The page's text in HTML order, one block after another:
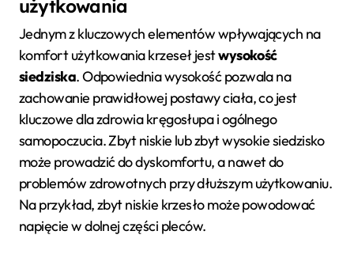
użytkowania
Jednym z kluczowych elementów wpływających na
komfort użytkowania krzeseł jestwysokość
siedziska. Odpowiednia wysokość pozwala na
zachowanie prawidłowej postawy ciała, co jest
kluczowe dla zdrowia kręgosłupa i ogólnego
samopoczucia. Zbyt niskie lub zbyt wysokie siedzisko
może prowadzić do dyskomfortu, a nawet do
problemów zdrowotnych przy dłuższym użytkowaniu.
Na przykład, zbyt niskie krzesło może powodować
napięcie w dolnej części pleców.